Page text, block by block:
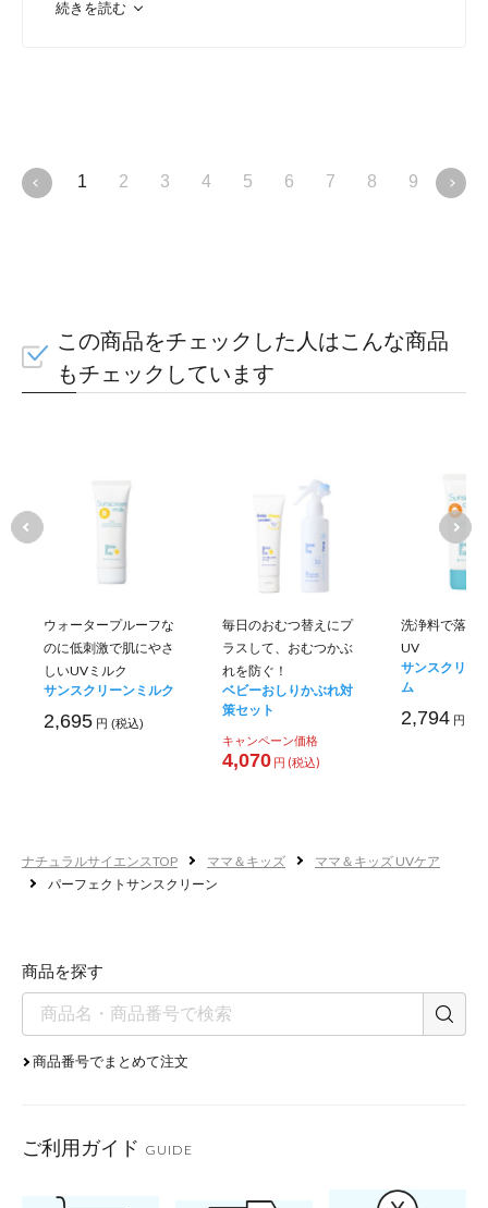
リピジュア®
続きを読む
1 2 3 4 5 6 7 8 9 10
この商品をチェックした人はこんな商品
もチェックしています
ウォータープルーフな
のに低刺激で肌にやさ
しいUVミルク
サンスクリーンミルク
2,695 円 (税込)
毎日のおむつ替えにプ
ラスして、おむつかぶ
れを防ぐ！
ベビーおしりかぶれ対
策セット
キャンペーン価格
4,070 円 (税込)
洗浄料で落と
UV
サンスクリー
ム
2,794 円 (税
ナチュラルサイエンスTOP ママ＆キッズ
ママ＆キッズ UVケア
パーフェクトサンスクリーン
商品を探す
商品番号でまとめて注文
ご利用ガイド GUIDE